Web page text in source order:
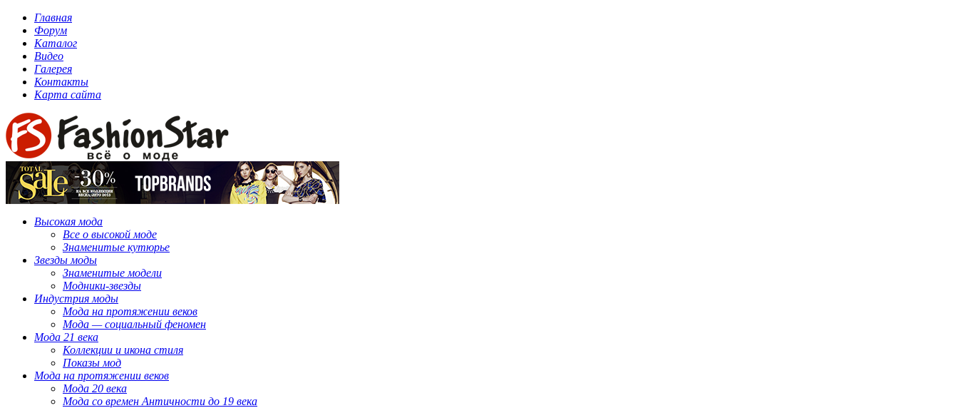
Главная
Форум
Каталог
Видео
Галерея
Контакты
Карта сайта
Высокая мода
Все о высокой моде
Знаменитые кутюрье
Звезды моды
Знаменитые модели
Модники-звезды
Индустрия моды
Мода на протяжении веков
Мода — социальный феномен
Мода 21 века
Коллекции и икона стиля
Показы мод
Мода на протяжении веков
Мода 20 века
Мода со времен Античности до 19 века